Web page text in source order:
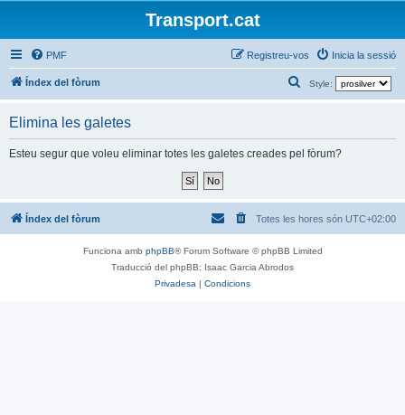
Transport.cat
PMF Inicia la sessió
Registreu-vos
Índex del fòrum Style:
e
Elimina les galetes
Esteu segur que voleu eliminar totes les galetes creades pel fòrum?
Índex del fòrum Totes les hores són UTC+02:00
Funciona amb phpBB® Forum Software © phpBB Limited
Traducció del phpBB: Isaac Garcia Abrodos
Privadesa | Condicions